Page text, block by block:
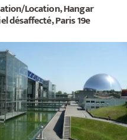
Location, Hangar
désaffecté, Paris 19e